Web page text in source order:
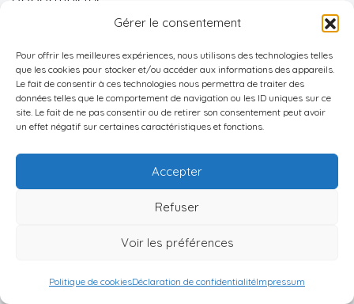
Gérer le consentement
Pour offrir les meilleures expériences, nous utilisons des technologies telles
que les cookies pour stocker et/ou accéder aux informations des appareils.
Le fait de consentir à ces technologies nous permettra de traiter des
données telles que le comportement de navigation ou les ID uniques sur ce
site. Le fait de ne pas consentir ou de retirer son consentement peut avoir
un effet négatif sur certaines caractéristiques et fonctions.
Accepter
Refuser
Voir les préférences
Politique de cookiesDéclaration de confidentialitéImpressum
En Pologne, des quartiers émergent
rapidement dans des villes dynamiques
comme Varsovie, Cracovie et Wroclaw, où
stimulent le développement urbain. À
Varsovie, le district de Praga Północ est en
voit son attractivité croître avec